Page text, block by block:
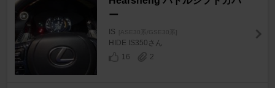
ー
IS [ASE30系/GSE30系]
HIDE IS350さん
16
2